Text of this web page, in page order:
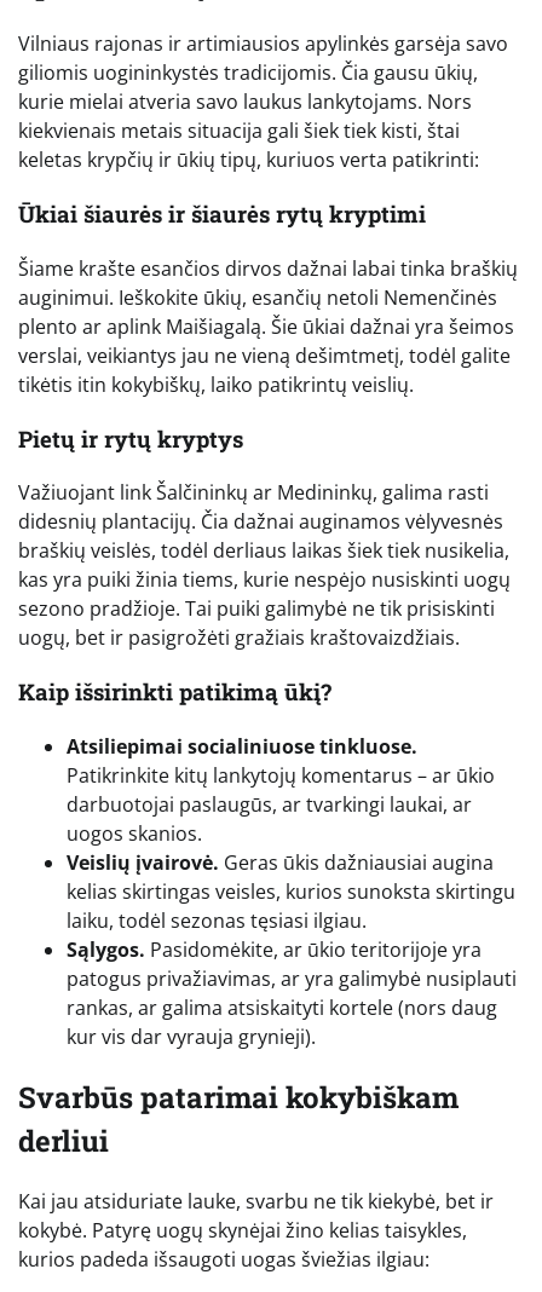
Vilniaus rajonas ir artimiausios apylinkės garsėja savo
giliomis uogininkystės tradicijomis. Čia gausu ūkių,
kurie mielai atveria savo laukus lankytojams. Nors
kiekvienais metais situacija gali šiek tiek kisti, štai
keletas krypčių ir ūkių tipų, kuriuos verta patikrinti:
Ūkiai šiaurės ir šiaurės rytų kryptimi
Šiame krašte esančios dirvos dažnai labai tinka braškių
auginimui. Ieškokite ūkių, esančių netoli Nemenčinės
plento ar aplink Maišiagalą. Šie ūkiai dažnai yra šeimos
verslai, veikiantys jau ne vieną dešimtmetį, todėl galite
tikėtis itin kokybiškų, laiko patikrintų veislių.
Pietų ir rytų kryptys
Važiuojant link Šalčininkų ar Medininkų, galima rasti
didesnių plantacijų. Čia dažnai auginamos vėlyvesnės
braškių veislės, todėl derliaus laikas šiek tiek nusikelia,
kas yra puiki žinia tiems, kurie nespėjo nusiskinti uogų
sezono pradžioje. Tai puiki galimybė ne tik prisiskinti
uogų, bet ir pasigrožėti gražiais kraštovaizdžiais.
Kaip išsirinkti patikimą ūkį?
Atsiliepimai socialiniuose tinkluose.
Patikrinkite kitų lankytojų komentarus – ar ūkio
darbuotojai paslaugūs, ar tvarkingi laukai, ar
uogos skanios.
Veislių įvairovė. Geras ūkis dažniausiai augina
kelias skirtingas veisles, kurios sunoksta skirtingu
laiku, todėl sezonas tęsiasi ilgiau.
Sąlygos. Pasidomėkite, ar ūkio teritorijoje yra
patogus privažiavimas, ar yra galimybė nusiplauti
rankas, ar galima atsiskaityti kortele (nors daug
kur vis dar vyrauja grynieji).
Svarbūs patarimai kokybiškam
derliui
Kai jau atsiduriate lauke, svarbu ne tik kiekybė, bet ir
kokybė. Patyrę uogų skynėjai žino kelias taisykles,
kurios padeda išsaugoti uogas šviežias ilgiau: